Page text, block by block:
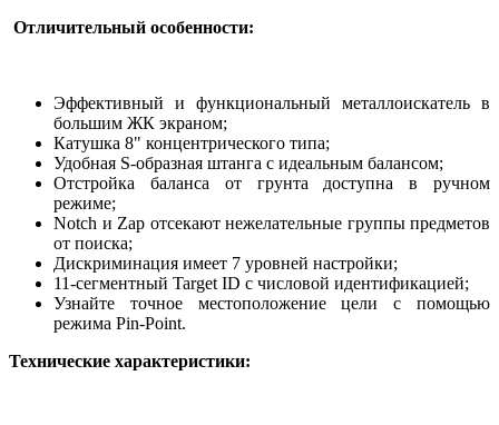
Отличительный особенности:
Эффективный и функциональный металлоискатель в
большим ЖК экраном;
Катушка 8" концентрического типа;
Удобная S-образная штанга с идеальным балансом;
Отстройка баланса от грунта доступна в ручном
режиме;
Notch и Zap отсекают нежелательные группы предметов
от поиска;
Дискриминация имеет 7 уровней настройки;
11-сегментный Target ID с числовой идентификацией;
Узнайте точное местоположение цели с помощью
режима Pin-Point.
Технические характеристики: